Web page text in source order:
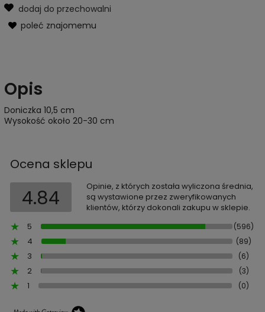
dodaj do przechowalni
poleć znajomemu
Opis
Doniczka 10,5 cm
Wysokość około 20-30 cm
Ocena sklepu
4.84
Opinie, z których została wyliczona średnia,
są wystawione przez zweryfikowanych
klientów, którzy dokonali zakupu w sklepie.
5
(596)
4 (89)
3 (6)
2 (3)
1 (0)